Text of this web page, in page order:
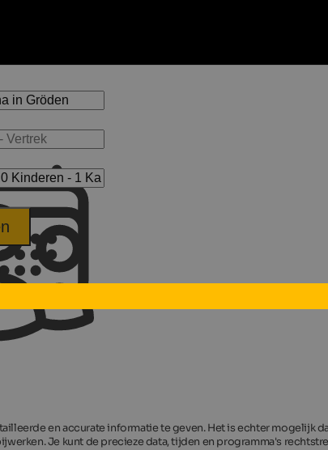
en accurate informatie te geven. Het is echter mogelijk
Je kunt de precieze data, tijden en programma's